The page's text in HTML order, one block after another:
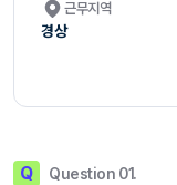
근무지역
경상
Q Question 01.